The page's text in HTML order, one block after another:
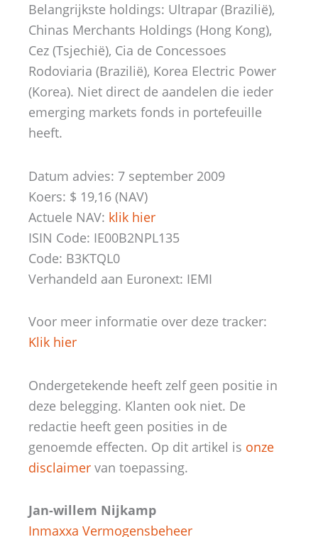
Belangrijkste holdings: Ultrapar (Brazilië),
Chinas Merchants Holdings (Hong Kong),
Cez (Tsjechië), Cia de Concessoes
Rodoviaria (Brazilië), Korea Electric Power
(Korea). Niet direct de aandelen die ieder
emerging markets fonds in portefeuille
heeft.
Datum advies: 7 september 2009
Koers: $ 19,16 (NAV)
Actuele NAV: klik hier
ISIN Code: IE00B2NPL135
Code: B3KTQL0
Verhandeld aan Euronext: IEMI
Voor meer informatie over deze tracker:
Klik hier
Ondergetekende heeft zelf geen positie in
deze belegging. Klanten ook niet. De
redactie heeft geen posities in de
genoemde effecten. Op dit artikel is onze
disclaimer van toepassing.
Jan-willem Nijkamp
Inmaxxa Vermogensbeheer